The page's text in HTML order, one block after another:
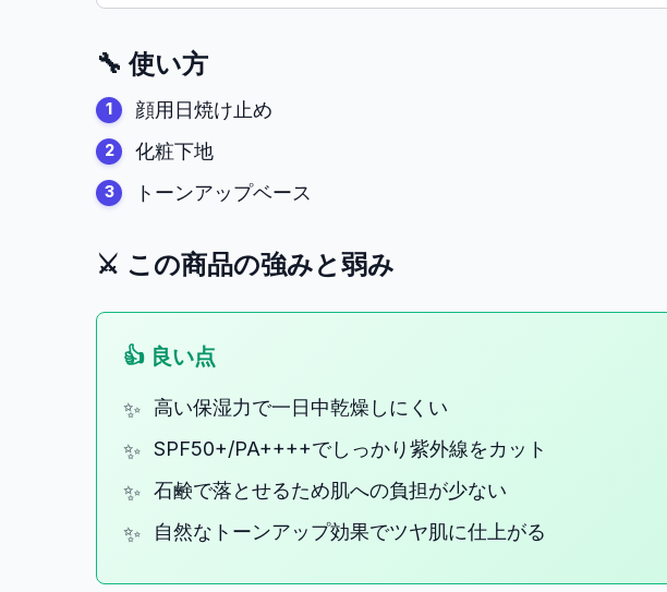
🔧 使い方
顔用日焼け止め
化粧下地
トーンアップベース
⚔️ この商品の強みと弱み
👍 良い点
高い保湿力で一日中乾燥しにくい
SPF50+/PA++++でしっかり紫外線をカット
石鹸で落とせるため肌への負担が少ない
自然なトーンアップ効果でツヤ肌に仕上がる